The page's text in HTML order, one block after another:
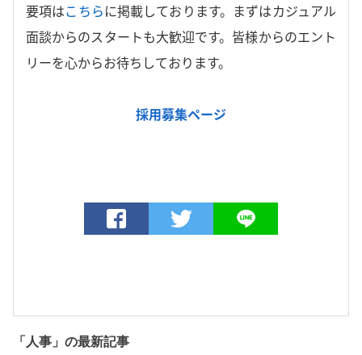
要項はこちらに掲載しております。まずはカジュアル
面談からのスタートも大歓迎です。皆様からのエント
リーを心からお待ちしております。
採用募集ページ
「人事」の最新記事